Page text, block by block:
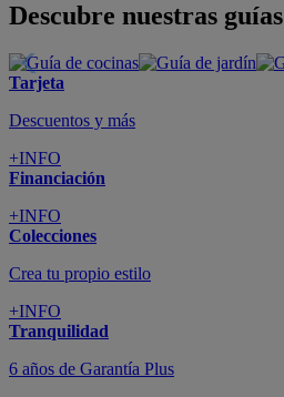
Descubre nuestras guías
Tarjeta
Descuentos y más
+INFO
Financiación
+INFO
Colecciones
Crea tu propio estilo
+INFO
Tranquilidad
6 años de Garantía Plus